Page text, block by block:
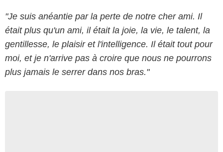
"Je suis anéantie par la perte de notre cher ami. Il
était plus qu'un ami, il était la joie, la vie, le talent, la
gentillesse, le plaisir et l'intelligence. Il était tout pour
moi, et je n'arrive pas à croire que nous ne pourrons
plus jamais le serrer dans nos bras."